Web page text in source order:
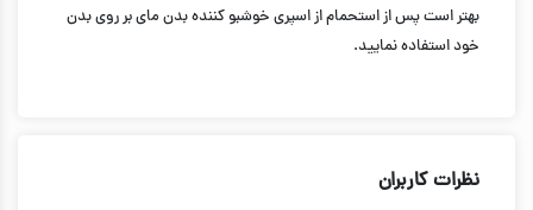
بهتر است پس از استحمام از اسپری خوشبو کننده بدن مای بر روی بدن
خود استفاده نمایید.
نظرات کاربران